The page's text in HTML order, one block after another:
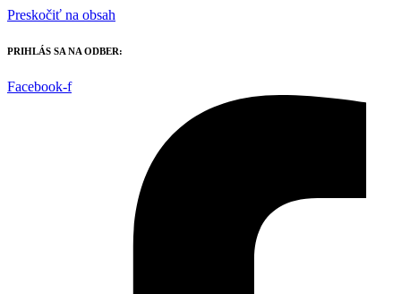
Preskočiť na obsah
PRIHLÁS SA NA ODBER:
Facebook-f